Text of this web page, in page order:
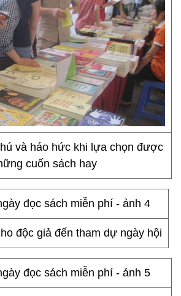
và háo hức khi lựa chọn được
cuốn sách hay
độc giả đến tham dự ngày hội